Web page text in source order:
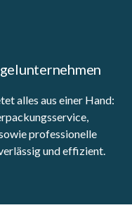
alles aus einer Hand:
professionelle
und effizient.